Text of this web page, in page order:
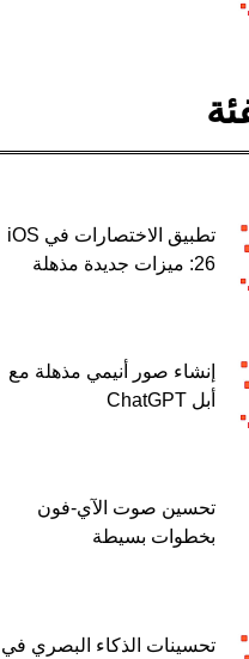
تطبيق الاختصارات في iOS
26: ميزات جديدة مذهلة
إنشاء صور أنيمي مذهلة مع
أبل ChatGPT
تحسين صوت الآي-فون
بخطوات بسيطة
تحسينات الذكاء البصري في